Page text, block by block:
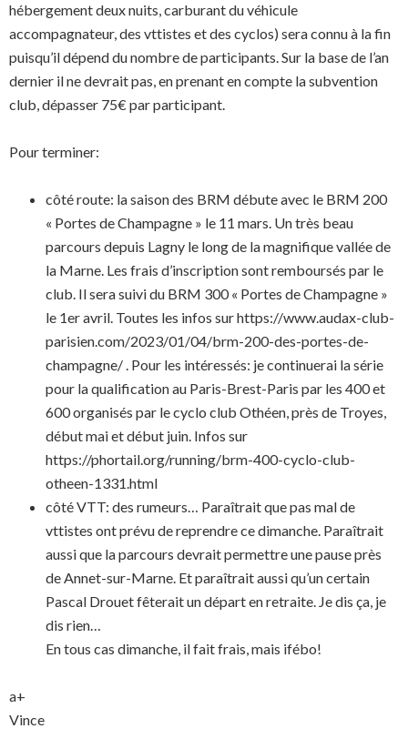
hébergement deux nuits, carburant du véhicule
accompagnateur, des vttistes et des cyclos) sera connu à la fin
puisqu’il dépend du nombre de participants. Sur la base de l’an
dernier il ne devrait pas, en prenant en compte la subvention
club, dépasser 75€ par participant.
Pour terminer:
côté route: la saison des BRM débute avec le BRM 200
« Portes de Champagne » le 11 mars. Un très beau
parcours depuis Lagny le long de la magnifique vallée de
la Marne. Les frais d’inscription sont remboursés par le
club. Il sera suivi du BRM 300 « Portes de Champagne »
le 1er avril. Toutes les infos sur https://www.audax-club-
parisien.com/2023/01/04/brm-200-des-portes-de-
champagne/ . Pour les intéressés: je continuerai la série
pour la qualification au Paris-Brest-Paris par les 400 et
600 organisés par le cyclo club Othéen, près de Troyes,
début mai et début juin. Infos sur
https://phortail.org/running/brm-400-cyclo-club-
otheen-1331.html
côté VTT: des rumeurs… Paraîtrait que pas mal de
vttistes ont prévu de reprendre ce dimanche. Paraîtrait
aussi que la parcours devrait permettre une pause près
de Annet-sur-Marne. Et paraîtrait aussi qu’un certain
Pascal Drouet fêterait un départ en retraite. Je dis ça, je
dis rien…
En tous cas dimanche, il fait frais, mais ifébo!
a+
Vince